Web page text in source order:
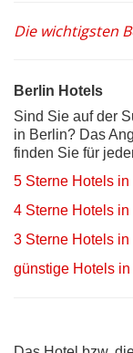
Die wichtigsten
Berlin Hotels
Sind Sie auf der
in Berlin? Das
finden Sie für
5 Sterne Hotels in
4 Sterne Hotels in
3 Sterne Hotels in
günstige Hotels